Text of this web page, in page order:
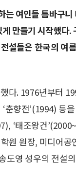
여인들 틈바구
만들기 시작했다.
설들은 한국의 여
다. 1976년부터
춘향전’(1994) 등
‘태조왕건
원 원장, 미디어
도영 성우의 전설